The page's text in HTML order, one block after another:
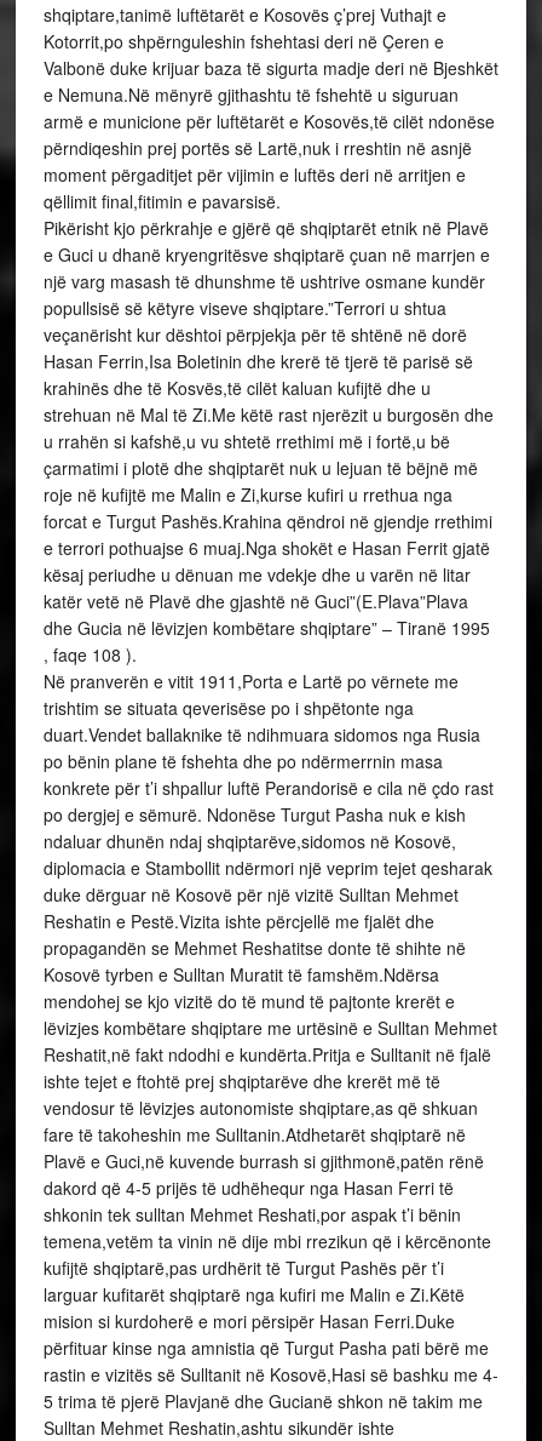
shqiptare,tanimë luftëtarët e Kosovës ç’prej Vuthajt e
Kotorrit,po shpërnguleshin fshehtasi deri në Çeren e
Valbonë duke krijuar baza të sigurta madje deri në Bjeshkët
e Nemuna.Në mënyrë gjithashtu të fshehtë u siguruan
armë e municione për luftëtarët e Kosovës,të cilët ndonëse
përndiqeshin prej portës së Lartë,nuk i rreshtin në asnjë
moment përgaditjet për vijimin e luftës deri në arritjen e
qëllimit final,fitimin e pavarsisë.
Pikërisht kjo përkrahje e gjërë që shqiptarët etnik në Plavë
e Guci u dhanë kryengritësve shqiptarë çuan në marrjen e
një varg masash të dhunshme të ushtrive osmane kundër
popullsisë së këtyre viseve shqiptare.”Terrori u shtua
veçanërisht kur dështoi përpjekja për të shtënë në dorë
Hasan Ferrin,Isa Boletinin dhe krerë të tjerë të parisë së
krahinës dhe të Kosvës,të cilët kaluan kufijtë dhe u
strehuan në Mal të Zi.Me këtë rast njerëzit u burgosën dhe
u rrahën si kafshë,u vu shtetë rrethimi më i fortë,u bë
çarmatimi i plotë dhe shqiptarët nuk u lejuan të bëjnë më
roje në kufijtë me Malin e Zi,kurse kufiri u rrethua nga
forcat e Turgut Pashës.Krahina qëndroi në gjendje rrethimi
e terrori pothuajse 6 muaj.Nga shokët e Hasan Ferrit gjatë
kësaj periudhe u dënuan me vdekje dhe u varën në litar
katër vetë në Plavë dhe gjashtë në Guci”(E.Plava”Plava
dhe Gucia në lëvizjen kombëtare shqiptare” – Tiranë 1995
, faqe 108 ).
Në pranverën e vitit 1911,Porta e Lartë po vërnete me
trishtim se situata qeverisëse po i shpëtonte nga
duart.Vendet ballaknike të ndihmuara sidomos nga Rusia
po bënin plane të fshehta dhe po ndërmerrnin masa
konkrete për t’i shpallur luftë Perandorisë e cila në çdo rast
po dergjej e sëmurë. Ndonëse Turgut Pasha nuk e kish
ndaluar dhunën ndaj shqiptarëve,sidomos në Kosovë,
diplomacia e Stambollit ndërmori një veprim tejet qesharak
duke dërguar në Kosovë për një vizitë Sulltan Mehmet
Reshatin e Pestë.Vizita ishte përcjellë me fjalët dhe
propagandën se Mehmet Reshatitse donte të shihte në
Kosovë tyrben e Sulltan Muratit të famshëm.Ndërsa
mendohej se kjo vizitë do të mund të pajtonte krerët e
lëvizjes kombëtare shqiptare me urtësinë e Sulltan Mehmet
Reshatit,në fakt ndodhi e kundërta.Pritja e Sulltanit në fjalë
ishte tejet e ftohtë prej shqiptarëve dhe krerët më të
vendosur të lëvizjes autonomiste shqiptare,as që shkuan
fare të takoheshin me Sulltanin.Atdhetarët shqiptarë në
Plavë e Guci,në kuvende burrash si gjithmonë,patën rënë
dakord që 4-5 prijës të udhëhequr nga Hasan Ferri të
shkonin tek sulltan Mehmet Reshati,por aspak t’i bënin
temena,vetëm ta vinin në dije mbi rrezikun që i kërcënonte
kufijtë shqiptarë,pas urdhërit të Turgut Pashës për t’i
larguar kufitarët shqiptarë nga kufiri me Malin e Zi.Këtë
mision si kurdoherë e mori përsipër Hasan Ferri.Duke
përfituar kinse nga amnistia që Turgut Pasha pati bërë me
rastin e vizitës së Sulltanit në Kosovë,Hasi së bashku me 4-
5 trima të pjerë Plavjanë dhe Gucianë shkon në takim me
Sulltan Mehmet Reshatin,ashtu sikundër ishte